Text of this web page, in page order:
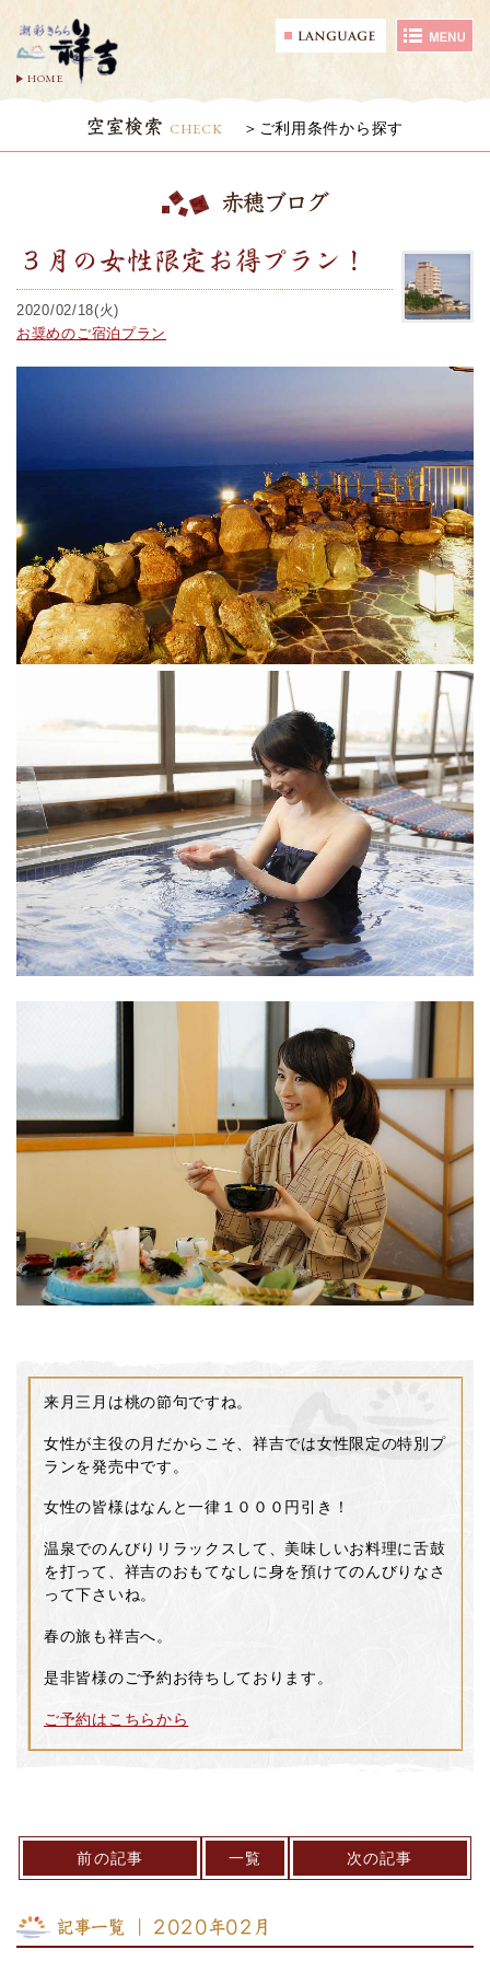
HOME
空室検索 CHECK ご利用条件から探す
赤穂ブログ
３月の女性限定お得プラン！
2020/02/18(火)
お奨めのご宿泊プラン
来月三月は桃の節句ですね。
女性が主役の月だからこそ、祥吉では女性限定の特別プ
ランを発売中です。
女性の皆様はなんと一律１０００円引き！
温泉でのんびりリラックスして、美味しいお料理に舌鼓
を打って、祥吉のおもてなしに身を預けてのんびりなさ
って下さいね。
春の旅も祥吉へ。
是非皆様のご予約お待ちしております。
ご予約はこちらから
前の記事 一覧 次の記事
記事一覧 ｜ 2020年02月